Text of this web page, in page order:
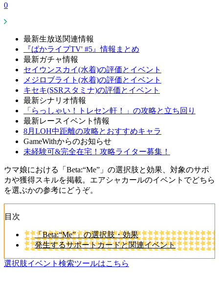
0
最新生放送関連情報
『ぱかライブTV' #5』情報まとめ
最新ガチャ情報
セイウンスカイ(水着)の評価とイベント
メジロブライト(水着)の評価とイベント
キセキ(SSRスタミナ)の評価とイベント
最新シナリオ情報
「らっしゃい！トレセン軒！」の攻略と立ち回り
最新レースイベント情報
8月LOH中距離の攻略とおすすめキャラ
GameWithからのお知らせ
未経験可&完全在宅！攻略ライター募集！
ウマ娘における「Beta:“Me”」の選択肢と効果、対象のサポ
カや獲得スキルを掲載。エアシャカールのイベントでどちら
を選ぶかの参考にどうぞ。
目次
「Beta:“Me”」の選択肢・効果
発生するサポートカードと関連イベント
選択肢イベント検索ツールはこちら